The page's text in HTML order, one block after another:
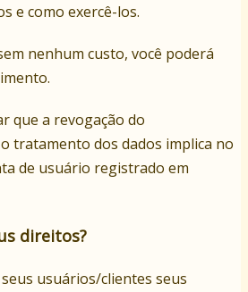
e como exercê-los.
nenhum custo, você poderá
que a revogação do
tratamento dos dados implica no
de usuário registrado em
direitos?
usuários/clientes seus